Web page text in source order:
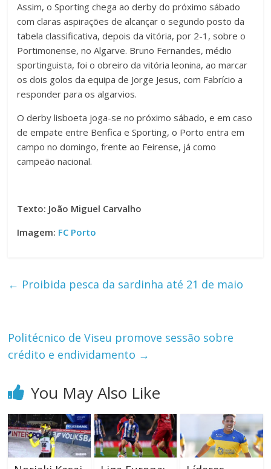
Assim, o Sporting chega ao derby do próximo sábado
com claras aspirações de alcançar o segundo posto da
tabela classificativa, depois da vitória, por 2-1, sobre o
Portimonense, no Algarve. Bruno Fernandes, médio
sportinguista, foi o obreiro da vitória leonina, ao marcar
os dois golos da equipa de Jorge Jesus, com Fabrício a
responder para os algarvios.
O derby lisboeta joga-se no próximo sábado, e em caso
de empate entre Benfica e Sporting, o Porto entra em
campo no domingo, frente ao Feirense, já como
campeão nacional.
Texto: João Miguel Carvalho
Imagem: FC Porto
← Proibida pesca da sardinha até 21 de maio
Politécnico de Viseu promove sessão sobre
crédito e endividamento →
You May Also Like